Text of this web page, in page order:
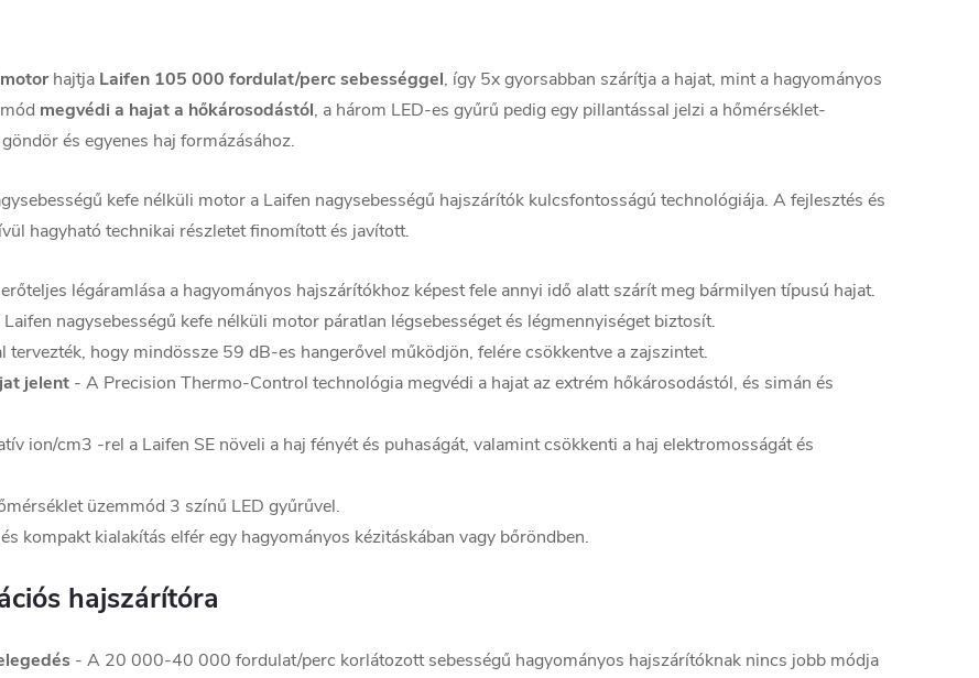
hajtja Laifen 105 000 fordulat/perc sebességgel, így 5x gyorsabban szárítja a hajat, mint a hagyományos
megvédi a hajat a hőkárosodástól, a három LED-es gyűrű pedig egy pillantással jelzi a hőmérséklet-
és egyenes haj formázásához.
kefe nélküli motor a Laifen nagysebességű hajszárítók kulcsfontosságú technológiája. A fejlesztés és
hagyható technikai részletet finomított és javított.
légáramlása a hagyományos hajszárítókhoz képest fele annyi idő alatt szárít meg bármilyen típusú hajat.
nagysebességű kefe nélküli motor páratlan légsebességet és légmennyiséget biztosít.
tervezték, hogy mindössze 59 dB-es hangerővel működjön, felére csökkentve a zajszintet.
jelent - A Precision Thermo-Control technológia megvédi a hajat az extrém hőkárosodástól, és simán és
ion/cm3 -rel a Laifen SE növeli a haj fényét és puhaságát, valamint csökkenti a haj elektromosságát és
üzemmód 3 színű LED gyűrűvel.
kompakt kialakítás elfér egy hagyományos kézitáskában vagy bőröndben.
hajszárítóra
- A 20 000-40 000 fordulat/perc korlátozott sebességű hagyományos hajszárítóknak nincs jobb módja